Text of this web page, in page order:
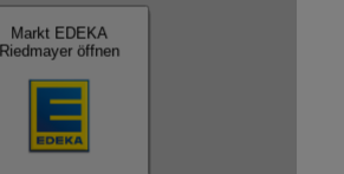
Markt EDEKA
Riedmayer öffnen
Markt EDEKA
Riedmayer öffnen